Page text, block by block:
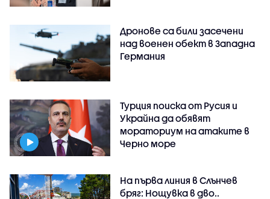
Дронове са били засечени
над военен обект в Западна
Германия
Турция поиска от Русия и
Украйна да обявят
мораториум на атаките в
Черно море
На първа линия в Слънчев
бряг: Нощувка в дво..